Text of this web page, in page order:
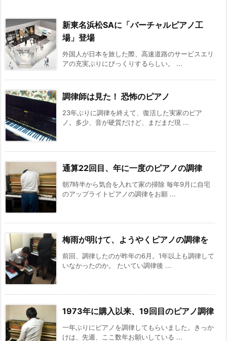
新東名浜松SAに「バーチャルピアノ工
場」登場
外国人が日本を旅した際、高速道路のサービスエリ
アの充実ぶりにびっくりするらしい。 ...
調律師は見た！ 恐怖のピアノ
23年ぶりに調律を終えて、復活した実家のピア
ノ。多少、音が硬質だけど、まだまだ現 ...
通算22回目、年に一度のピアノの調律
朝7時半から気合を入れて家の掃除 毎年9月に自宅
のアップライトピアノの調律をお願 ...
梅雨が明けて、ようやくピアノの調律を
前回、調律したのが昨年の6月。1年以上も調律して
いなかったのか。 たいてい調律後 ...
1973年に購入以来、19回目のピアノ調律
一年ぶりにピアノを調律してもらいました。きっか
けは、先週、ここ数年お願いしている ...